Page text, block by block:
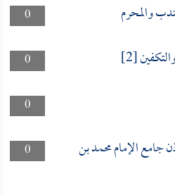
0
والمحرم
0
[2]
0
0
الإمام محمد بن